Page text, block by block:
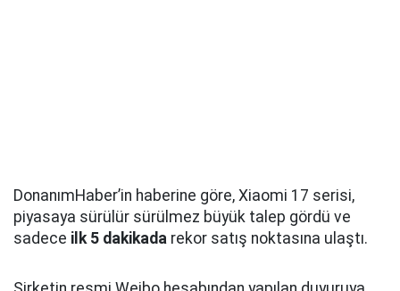
DonanımHaber’in haberine göre, Xiaomi 17 serisi,
piyasaya sürülür sürülmez büyük talep gördü ve
sadece ilk 5 dakikada rekor satış noktasına ulaştı.